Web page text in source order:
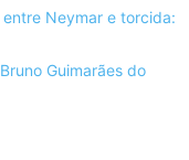
Neymar e torcida:
Guimarães do